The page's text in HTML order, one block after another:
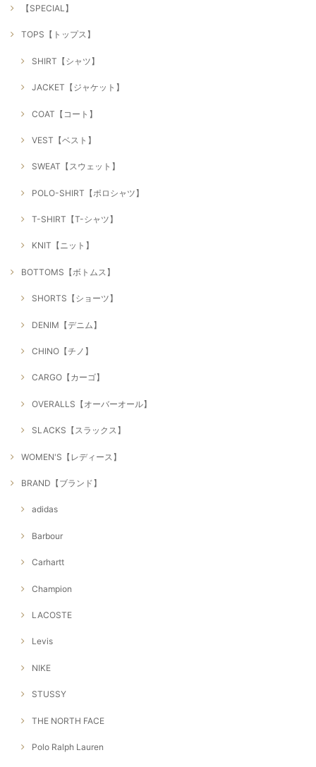
【SPECIAL】
TOPS【トップス】
SHIRT【シャツ】
JACKET【ジャケット】
COAT【コート】
VEST【ベスト】
SWEAT【スウェット】
POLO-SHIRT【ポロシャツ】
T-SHIRT【T-シャツ】
KNIT【ニット】
BOTTOMS【ボトムス】
SHORTS【ショーツ】
DENIM【デニム】
CHINO【チノ】
CARGO【カーゴ】
OVERALLS【オーバーオール】
SLACKS【スラックス】
WOMEN'S【レディース】
BRAND【ブランド】
adidas
Barbour
Carhartt
Champion
LACOSTE
Levis
NIKE
STUSSY
THE NORTH FACE
Polo Ralph Lauren